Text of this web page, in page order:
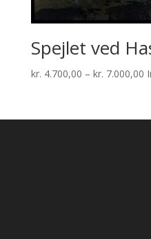
Spejlet ved
kr. 4.700,00 – kr. 7.000,00